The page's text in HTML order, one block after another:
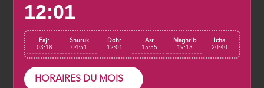
12:01
Fajr
03:18
Shuruk
04:51
Dohr
12:01
Asr
15:55
Maghrib
19:13
Icha
20:40
HORAIRES DU MOIS